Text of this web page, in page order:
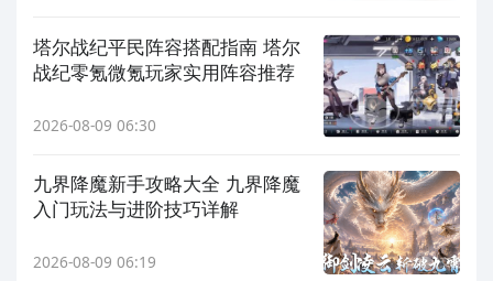
塔尔战纪平民阵容搭配指南 塔尔
战纪零氪微氪玩家实用阵容推荐
2026-08-09 06:30
九界降魔新手攻略大全 九界降魔
入门玩法与进阶技巧详解
2026-08-09 06:19